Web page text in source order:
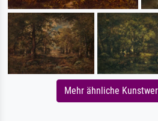
Mehr ähnliche